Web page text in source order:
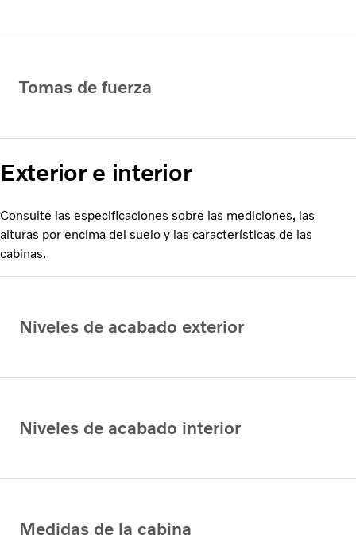
Tomas de fuerza
Exterior e interior
Consulte las especificaciones sobre las mediciones, las
alturas por encima del suelo y las características de las
cabinas.
Niveles de acabado exterior
Niveles de acabado interior
Medidas de la cabina